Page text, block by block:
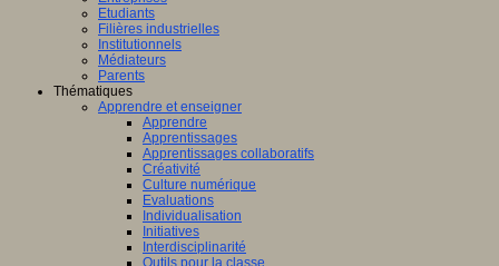
Etudiants
Filières industrielles
Institutionnels
Médiateurs
Parents
Thématiques
Apprendre et enseigner
Apprendre
Apprentissages
Apprentissages collaboratifs
Créativité
Culture numérique
Evaluations
Individualisation
Initiatives
Interdisciplinarité
Outils pour la classe